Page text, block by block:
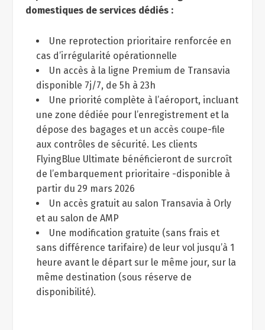
domestiques de services dédiés :
Une reprotection prioritaire renforcée en
cas d’irrégularité opérationnelle
Un accès à la ligne Premium de Transavia
disponible 7j/7, de 5h à 23h
Une priorité complète à l’aéroport, incluant
une zone dédiée pour l’enregistrement et la
dépose des bagages et un accès coupe-file
aux contrôles de sécurité. Les clients
FlyingBlue Ultimate bénéficieront de surcroît
de l’embarquement prioritaire -disponible à
partir du 29 mars 2026
Un accès gratuit au salon Transavia à Orly
et au salon de AMP
Une modification gratuite (sans frais et
sans différence tarifaire) de leur vol jusqu’à 1
heure avant le départ sur le même jour, sur la
même destination (sous réserve de
disponibilité).